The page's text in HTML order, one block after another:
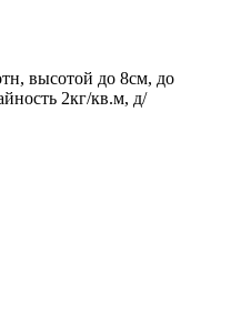
высотой до 8см, до
2кг/кв.м, д/